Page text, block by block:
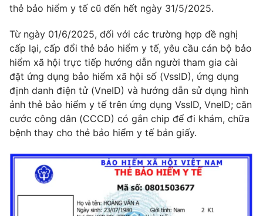
Khán giả
Giải sao mai
Điện ảnh
Âm nhạc
Sao
Du lịch
Làm đẹp
Chất lượng cuộc sống
Giáo dục
Tuyển sinh
Học trực tuyến
Công nghệ
Hitech Công nghệ tương lai
Sản phẩm
Thị trường
Tư vấn
Giao lưu trực tuyến
Lịch phát sóng
Chuyên mục khác
thẻ bảo hiểm y tế cũ đến hết ngày 31/5/2025.
Từ ngày 01/6/2025, đối với các trường hợp đề nghị
cấp lại, cấp đổi thẻ bảo hiểm y tế, yêu cầu cán bộ bảo
hiểm xã hội trực tiếp hướng dẫn người tham gia cài
đặt ứng dụng bảo hiểm xã hội số (VssID), ứng dụng
định danh điện tử (VneID) và hướng dẫn sử dụng hình
ảnh thẻ bảo hiểm y tế trên ứng dụng VssID, VneID; căn
cước công dân (CCCD) có gắn chip để đi khám, chữa
bệnh thay cho thẻ bảo hiểm y tế bản giấy.